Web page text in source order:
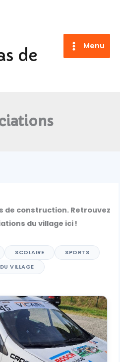
de
Menu
de construction. Retrouvez
du village ici !
SCOLAIRE
SPORTS
VILLAGE